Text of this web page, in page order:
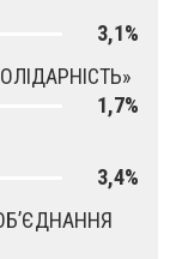
3,1%
1,7%
3,4%